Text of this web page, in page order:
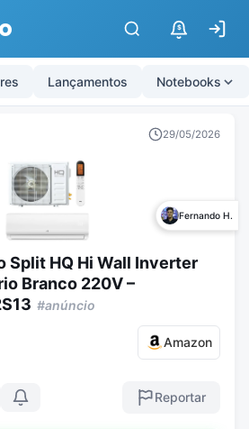
$
Lançamentos Notebooks
29/05/2026
Fernando H.
Split HQ Hi Wall Inverter
Branco 220V –
#anúncio
Amazon
Reportar